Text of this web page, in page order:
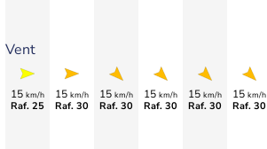
Vent
15 km/h
Raf. 25
15 km/h
Raf. 30
15 km/h
Raf. 30
15 km/h
Raf. 30
15 km/h
Raf. 30
15 km/h
Raf. 30